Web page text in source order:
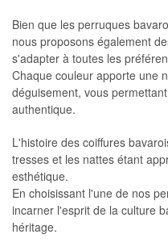
Bien que les perruques
nous proposons également
s'adapter à toutes les
Chaque couleur apporte une
déguisement, vous
authentique.
L'histoire des coiffures
tresses et les nattes étant
esthétique.
En choisissant l'une de nos
incarner l'esprit de la culture
héritage.